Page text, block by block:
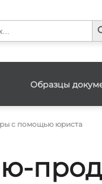
Образцы
с помощью юриста